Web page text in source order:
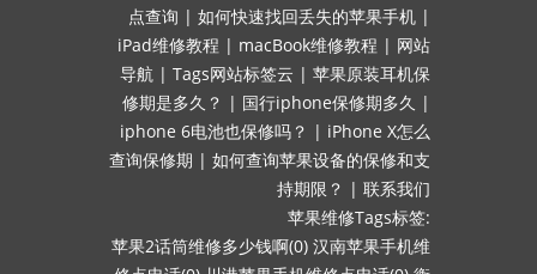
点查询 | 如何快速找回丢失的苹果手机 |
iPad维修教程 | macBook维修教程 | 网站
导航 | Tags网站标签云 | 苹果原装耳机保
修期是多久？ | 国行iphone保修期多久 |
iphone 6电池也保修吗？ | iPhone X怎么
查询保修期 | 如何查询苹果设备的保修和支
持期限？ | 联系我们
苹果维修Tags标签:
苹果2话筒维修多少钱啊(0) 汉南苹果手机维